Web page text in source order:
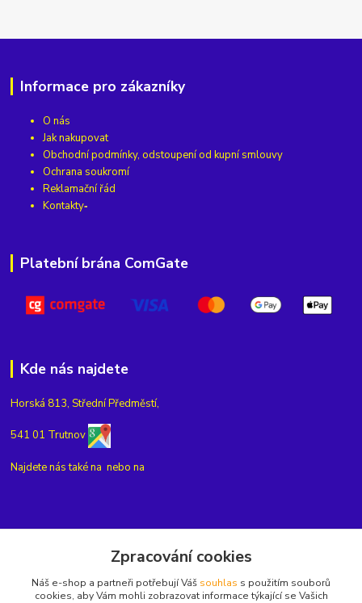
Informace pro zákazníky
O nás
Jak nakupovat
Obchodní podmínky, odstoupení od kupní smlouvy
Ochrana soukromí
Reklamační řád
Kontakty
Platební brána ComGate
Kde nás najdete
Horská 813, Střední Předměstí,
541 01 Trutnov
Najdete nás také na nebo na
+420775654704
Zpracování cookies
Náš e-shop a partneři potřebují Váš souhlas s použitím souborů
cookies, aby Vám mohli zobrazovat informace týkající se Vašich